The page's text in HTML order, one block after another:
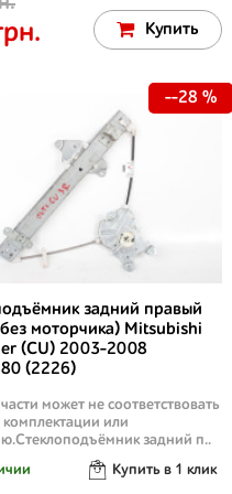
Купить
задний правый
моторчика) Mitsubishi
(CU) 2003-2008
(2226)
может не соответствовать
комплектации или
задний п..
Купить в 1 клик
--28 %